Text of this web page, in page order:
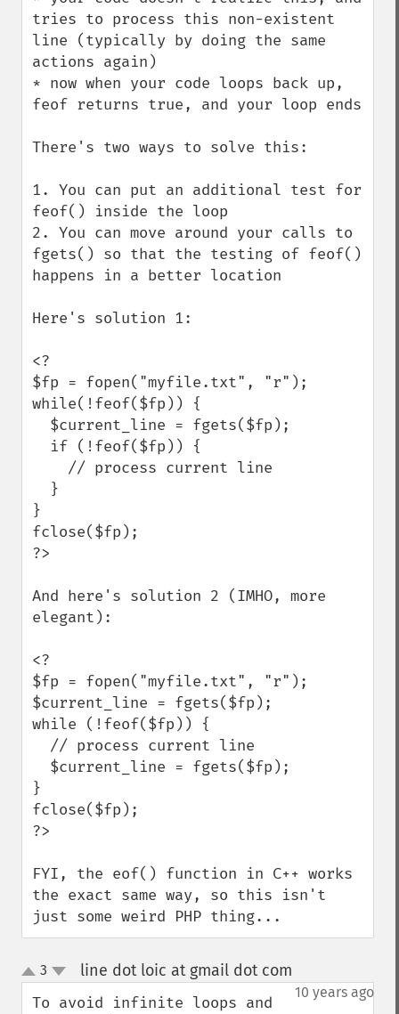
tries to process this non-existent
line (typically by doing the same
actions again)
* now when your code loops back up,
feof returns true, and your loop ends
There's two ways to solve this:
1. You can put an additional test for
feof() inside the loop
2. You can move around your calls to
fgets() so that the testing of feof()
happens in a better location
Here's solution 1:
<?
$fp = fopen("myfile.txt", "r");
while(!feof($fp)) {
}
fclose($fp);
?>
And here's solution 2 (IMHO, more
elegant):
<?
$fp = fopen("myfile.txt", "r");
$current_line = fgets($fp);
while (!feof($fp)) {
}
fclose($fp);
?>
FYI, the eof() function in C++ works
the exact same way, so this isn't
just some weird PHP thing...
up
down
3 line dot loic at gmail dot com
10 years ago
To avoid infinite loops and